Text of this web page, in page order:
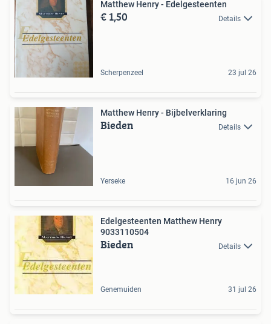
Matthew Henry - Edelgesteenten
€ 1,50 Details
Scherpenzeel 23 jul 26
Matthew Henry - Bijbelverklaring
Bieden Details
Yerseke 16 jun 26
Edelgesteenten Matthew Henry
9033110504
Bieden Details
Genemuiden 31 jul 26